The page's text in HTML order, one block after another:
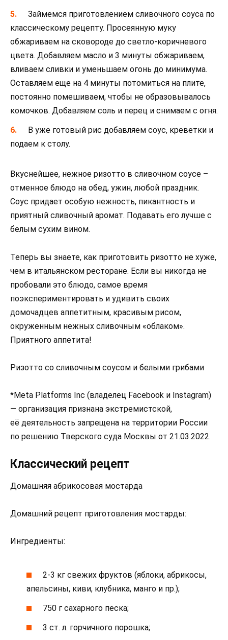
Займемся приготовлением сливочного соуса по
классическому рецепту. Просеянную муку
обжариваем на сковороде до светло-коричневого
цвета. Добавляем масло и 3 минуты обжариваем,
вливаем сливки и уменьшаем огонь до минимума.
Оставляем еще на 4 минуты потомиться на плите,
постоянно помешиваем, чтобы не образовывалось
комочков. Добавляем соль и перец и снимаем с огня.
В уже готовый рис добавляем соус, креветки и
подаем к столу.
Вкуснейшее, нежное ризотто в сливочном соусе –
отменное блюдо на обед, ужин, любой праздник.
Соус придает особую нежность, пикантность и
приятный сливочный аромат. Подавать его лучше с
белым сухим вином.
Теперь вы знаете, как приготовить ризотто не хуже,
чем в итальянском ресторане. Если вы никогда не
пробовали это блюдо, самое время
поэкспериментировать и удивить своих
домочадцев аппетитным, красивым рисом,
окруженным нежных сливочным «облаком».
Приятного аппетита!
Ризотто со сливочным соусом и белыми грибами
*Meta Platforms Inc (владелец Facebook и Instagram)
— организация признана экстремистской,
её деятельность запрещена на территории России
по решению Тверского суда Москвы от 21.03.2022.
Классический рецепт
Домашняя абрикосовая мостарда
Домашний рецепт приготовления мостарды:
Ингредиенты:
2-3 кг свежих фруктов (яблоки, абрикосы,
апельсины, киви, клубника, манго и пр.);
750 г сахарного песка;
3 ст. л. горчичного порошка;